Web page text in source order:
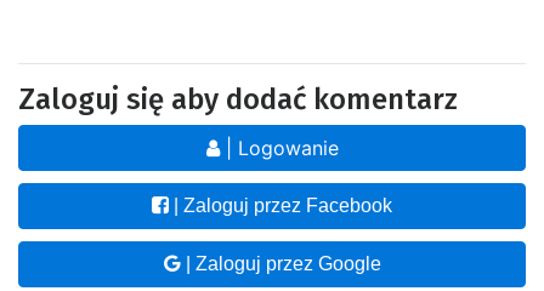
Zaloguj się aby dodać komentarz
| Logowanie
| Zaloguj przez Facebook
| Zaloguj przez Google